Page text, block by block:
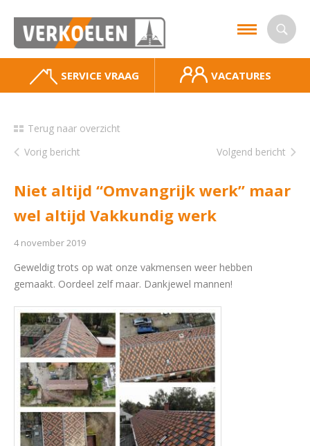
SERVICE VRAAG VACATURES
Terug naar overzicht
Vorig bericht
Volgend bericht
Niet altijd “Omvangrijk werk” maar
wel altijd Vakkundig werk
4 november 2019
Geweldig trots op wat onze vakmensen weer hebben
gemaakt. Oordeel zelf maar. Dankjewel mannen!